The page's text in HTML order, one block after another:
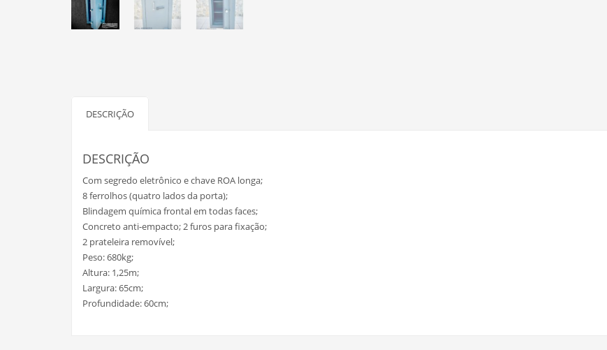
DESCRIÇÃO
DESCRIÇÃO
Com segredo eletrônico e chave ROA longa;
8 ferrolhos (quatro lados da porta);
Blindagem química frontal em todas faces;
Concreto anti-empacto; 2 furos para fixação;
2 prateleira removível;
Peso: 680kg;
Altura: 1,25m;
Largura: 65cm;
Profundidade: 60cm;